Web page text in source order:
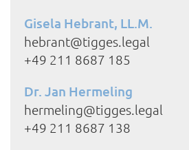
Gisela Hebrant, LL.M.
hebrant@tigges.legal
+49 211 8687 185
Dr. Jan Hermeling
hermeling@tigges.legal
+49 211 8687 138